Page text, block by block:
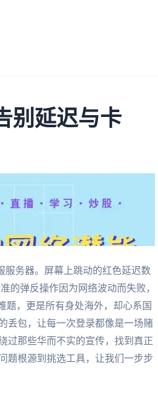
别延迟与卡
服务器。屏幕上跳动的红色延迟数
的弹反操作因为网络波动而失败，
题，更是所有身处海外，却心系国
丢包，让每一次登录都像是一场赌
过那些华而不实的宣传，找到真正
题根源到挑选工具，让我们一步步